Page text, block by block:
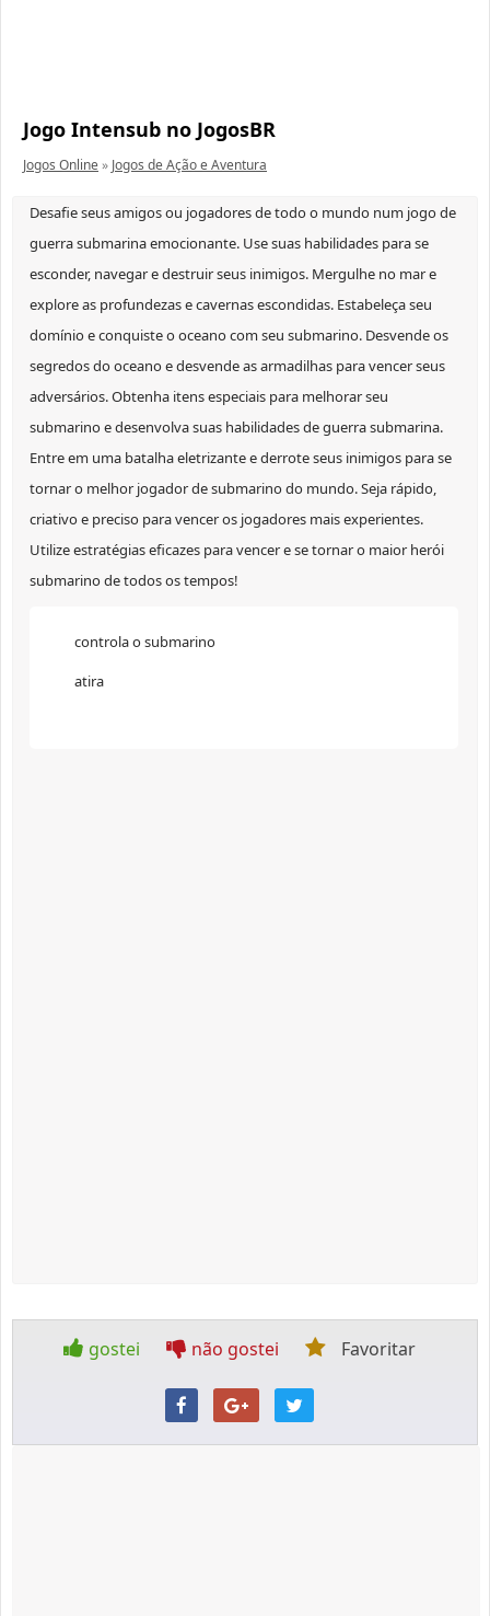
Jogo Intensub no JogosBR
Jogos Online» Jogos de Ação e Aventura
Desafie seus amigos ou jogadores de todo o mundo num jogo de
guerra submarina emocionante. Use suas habilidades para se
esconder, navegar e destruir seus inimigos. Mergulhe no mar e
explore as profundezas e cavernas escondidas. Estabeleça seu
domínio e conquiste o oceano com seu submarino. Desvende os
segredos do oceano e desvende as armadilhas para vencer seus
adversários. Obtenha itens especiais para melhorar seu
submarino e desenvolva suas habilidades de guerra submarina.
Entre em uma batalha eletrizante e derrote seus inimigos para se
tornar o melhor jogador de submarino do mundo. Seja rápido,
criativo e preciso para vencer os jogadores mais experientes.
Utilize estratégias eficazes para vencer e se tornar o maior herói
submarino de todos os tempos!
controla o submarino
atira
gostei não gostei Favoritar